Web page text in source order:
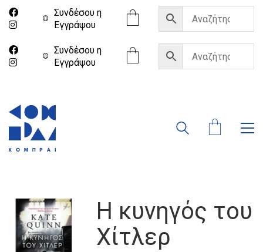
Συνδέσου η
Eγγράψου
Συνδέσου η
Eγγράψου
Η κυνηγός του
Χίτλερ